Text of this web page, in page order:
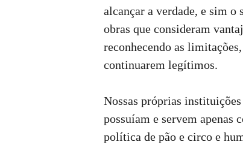
alcançar a verdade, e sim o
obras que consideram
reconhecendo as
continuarem legítimos.
Nossas próprias
possuíam e servem apenas
política de pão e circo e